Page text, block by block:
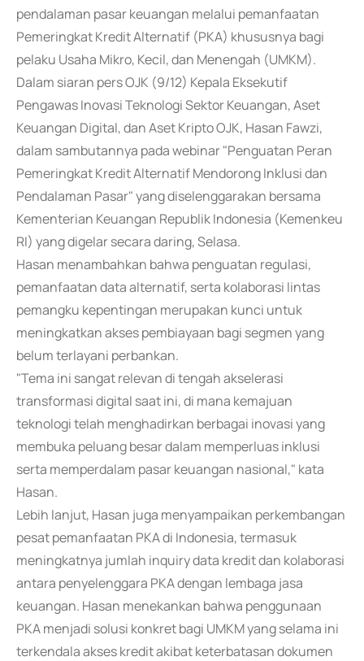
pendalaman pasar keuangan melalui pemanfaatan
Pemeringkat Kredit Alternatif (PKA) khususnya bagi
pelaku Usaha Mikro, Kecil, dan Menengah (UMKM).
Dalam siaran pers OJK (9/12) Kepala Eksekutif
Pengawas Inovasi Teknologi Sektor Keuangan, Aset
Keuangan Digital, dan Aset Kripto OJK, Hasan Fawzi,
dalam sambutannya pada webinar "Penguatan Peran
Pemeringkat Kredit Alternatif Mendorong Inklusi dan
Pendalaman Pasar" yang diselenggarakan bersama
Kementerian Keuangan Republik Indonesia (Kemenkeu
RI) yang digelar secara daring, Selasa.
Hasan menambahkan bahwa penguatan regulasi,
pemanfaatan data alternatif, serta kolaborasi lintas
pemangku kepentingan merupakan kunci untuk
meningkatkan akses pembiayaan bagi segmen yang
belum terlayani perbankan.
"Tema ini sangat relevan di tengah akselerasi
transformasi digital saat ini, di mana kemajuan
teknologi telah menghadirkan berbagai inovasi yang
membuka peluang besar dalam memperluas inklusi
serta memperdalam pasar keuangan nasional," kata
Hasan.
Lebih lanjut, Hasan juga menyampaikan perkembangan
pesat pemanfaatan PKA di Indonesia, termasuk
meningkatnya jumlah inquiry data kredit dan kolaborasi
antara penyelenggara PKA dengan lembaga jasa
keuangan. Hasan menekankan bahwa penggunaan
PKA menjadi solusi konkret bagi UMKM yang selama ini
terkendala akses kredit akibat keterbatasan dokumen